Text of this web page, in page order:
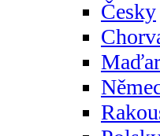
Česky